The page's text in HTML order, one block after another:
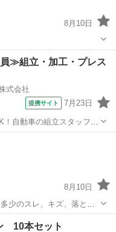
8月10日
≫組立・加工・プレス
式会社
提携サイト 7月23日
！自動車の組立スタッフ
各部品・ハンドル・足回
8月10日
ご確認ください ・お値引
品のため、状態について
10本セット